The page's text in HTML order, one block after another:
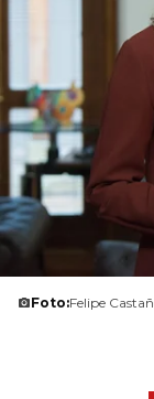
Foto:Felipe